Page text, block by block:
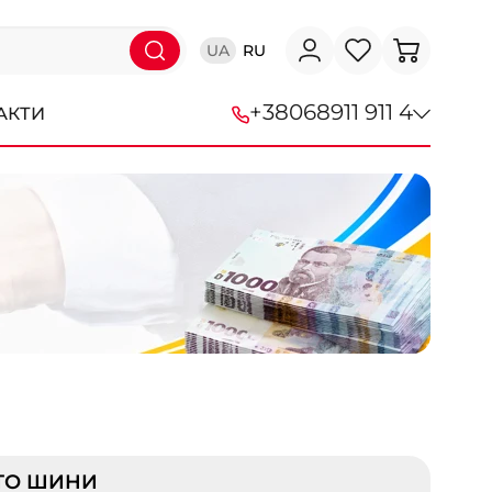
UA RU
+38068911 911 4
+38 (068) 911-911-4
+38 (050) 911-911-4
+38 (067) 113-44-44
+38 (095) 276-44-44
ШИНИ